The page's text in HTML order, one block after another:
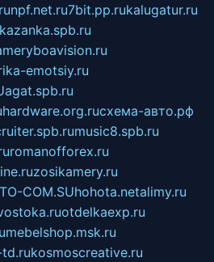
npf.net.ru7bit.pp.rukalugatur.ru
kazanka.spb.ru
emotsiy.ru
agat.spb.ru
hardware.org.ruсхема-авто.рф
music8.spb.ru
romanofforex.ru
zosikamery.ru
COM.SUhohota.netalimy.ru
otdelkaexp.ru
mebelshop.msk.ru
kosmoscreative.ru